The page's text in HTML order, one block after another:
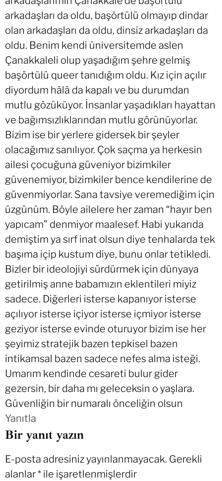
arkadaşları da oldu, başörtülü olmayıp dindar
olan arkadaşları da oldu, dinsiz arkadaşları da
oldu. Benim kendi üniversitemde aslen
Çanakkaleli olup yaşadığım şehre gelmiş
başörtülü queer tanıdığım oldu. Kız için açılır
diyordum hâlâ da kapalı ve bu durumdan
mutlu gözüküyor. İnsanlar yaşadıkları hayattan
ve bağımsızlıklarından mutlu görünüyorlar.
Bizim ise bir yerlere gidersek bir şeyler
olacağımız sanılıyor. Çok saçma ya herkesin
ailesi çocuğuna güveniyor bizimkiler
güvenemiyor, bizimkiler bence kendilerine de
güvenmiyorlar. Sana tavsiye veremediğim için
üzgünüm. Böyle ailelere her zaman “hayır ben
yapıcam” denmiyor maalesef. Habi yukarıda
demiştim ya sırf inat olsun diye tenhalarda tek
başıma içip kustum diye, bunu onlar tetikledi.
Bizler bir ideolojiyi sürdürmek için dünyaya
getirilmiş anne babamızın eklentileri miyiz
sadece. Diğerleri isterse kapanıyor isterse
açılıyor isterse içiyor isterse içmiyor isterse
geziyor isterse evinde oturuyor bizim ise her
şeyimiz stratejik bazen tepkisel bazen
intikamsal bazen sadece nefes alma isteği.
Umarım kendinde cesareti bulur gider
gezersin, bir daha mı geleceksin o yaşlara.
Güvenliğin bir numaralı önceliğin olsun
Yanıtla
Bir yanıt yazın
E-posta adresiniz yayınlanmayacak. Gerekli
alanlar* ile işaretlenmişlerdir